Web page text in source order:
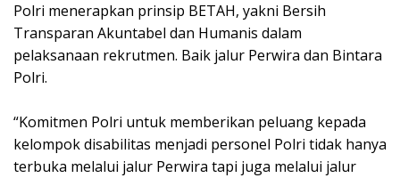
Polri menerapkan prinsip BETAH, yakni Bersih
Transparan Akuntabel dan Humanis dalam
pelaksanaan rekrutmen. Baik jalur Perwira dan Bintara
Polri.
“Komitmen Polri untuk memberikan peluang kepada
kelompok disabilitas menjadi personel Polri tidak hanya
terbuka melalui jalur Perwira tapi juga melalui jalur